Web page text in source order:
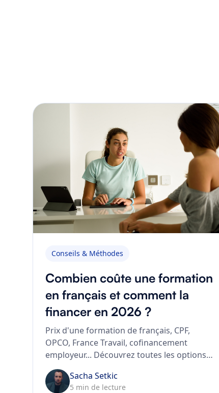
Conseils & Méthodes
Combien coûte une formation
en français et comment la
financer en 2026 ?
Prix d'une formation de français, CPF,
OPCO, France Travail, cofinancement
employeur... Découvrez toutes les options
pour financer votre formation en français
en 2026, et pourquoi choisir EDUF.
Sacha Setkic
5 min de lecture